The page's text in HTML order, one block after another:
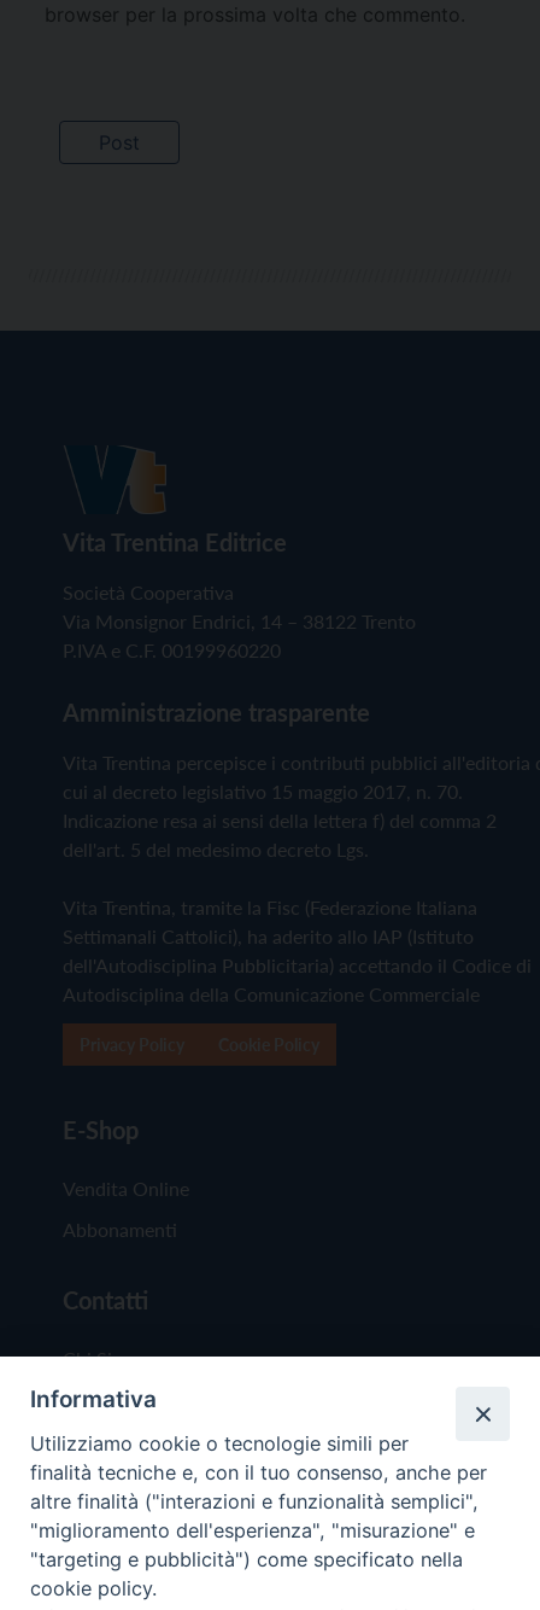
browser per la prossima volta che commento.
Vita Trentina Editrice
Società Cooperativa
Via Monsignor Endrici, 14 – 38122 Trento
P.IVA e C.F. 00199960220
Amministrazione trasparente
Vita Trentina percepisce i contributi pubblici all'editoria
cui al decreto legislativo 15 maggio 2017, n. 70.
Indicazione resa ai sensi della lettera f) del comma 2
dell'art. 5 del medesimo decreto Lgs.
Vita Trentina, tramite la Fisc (Federazione Italiana
Settimanali Cattolici), ha aderito allo IAP (Istituto
dell'Autodisciplina Pubblicitaria) accettando il Codice di
Autodisciplina della Comunicazione Commerciale
E-Shop
Vendita Online
Abbonamenti
Contatti
Chi Siamo
Redazione
Scrivici
Copyright © 2019 - Tutti i diritti riservati - Vita
Informativa
Utilizziamo cookie o tecnologie simili per
finalità tecniche e, con il tuo consenso, anche per
altre finalità ("interazioni e funzionalità semplici",
"miglioramento dell'esperienza", "misurazione" e
"targeting e pubblicità") come specificato nella
cookie policy.